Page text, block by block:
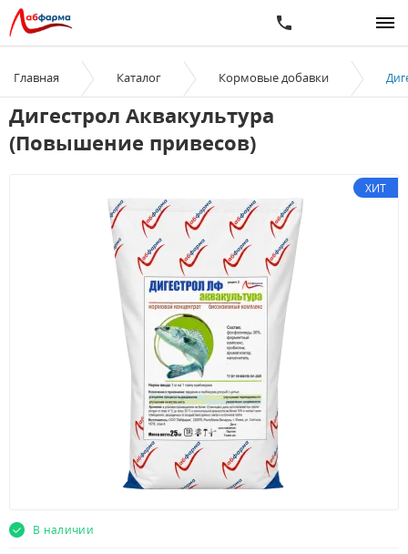
Главная Каталог Кормовые добавки
Дигестрол Аквакультура
(Повышение привесов)
ХИТ
В наличии